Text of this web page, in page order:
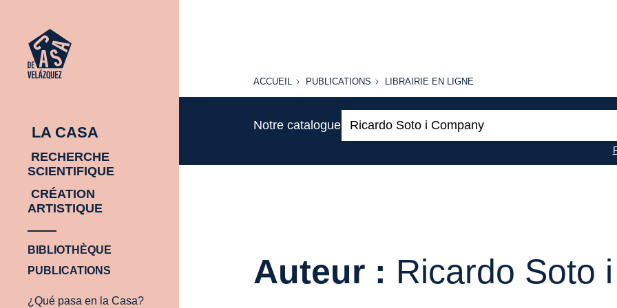
LA CASA
RECHERCHE
SCIENTIFIQUE
CRÉATION
ARTISTIQUE
BIBLIOTHÈQUE
PUBLICATIONS
¿Qué pasa en la Casa?
ACCUEIL
ACCUEIL PUBLICATIONS
PUBLICATIONS
LIBRAIRIE
LIBRAIRIE EN LIGNE
Notre catalogue:
Auteur : Ricardo Soto